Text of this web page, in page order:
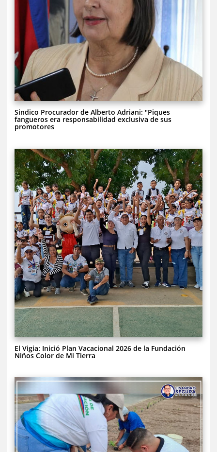
Sindico Procurador de Alberto Adriani: "Piques
fangueros era responsabilidad exclusiva de sus
promotores
El Vigia: Inició Plan Vacacional 2026 de la Fundación
Niños Color de Mi Tierra